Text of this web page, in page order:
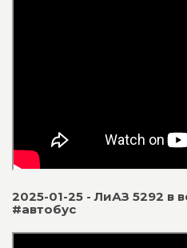
2025-01-25 - ЛиАЗ 5292 в
#автобус